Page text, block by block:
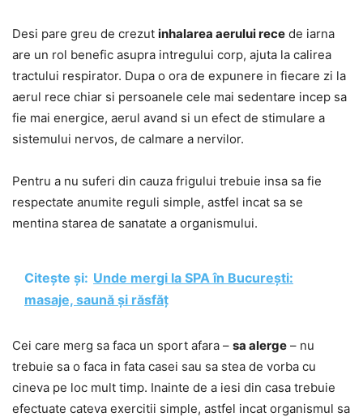
Desi pare greu de crezut inhalarea aerului rece de iarna
are un rol benefic asupra intregului corp, ajuta la calirea
tractului respirator. Dupa o ora de expunere in fiecare zi la
aerul rece chiar si persoanele cele mai sedentare incep sa
fie mai energice, aerul avand si un efect de stimulare a
sistemului nervos, de calmare a nervilor.
Pentru a nu suferi din cauza frigului trebuie insa sa fie
respectate anumite reguli simple, astfel incat sa se
mentina starea de sanatate a organismului.
Citește și: Unde mergi la SPA în București:
masaje, saună și răsfăț
Cei care merg sa faca un sport afara – sa alerge – nu
trebuie sa o faca in fata casei sau sa stea de vorba cu
cineva pe loc mult timp. Inainte de a iesi din casa trebuie
efectuate cateva exercitii simple, astfel incat organismul sa